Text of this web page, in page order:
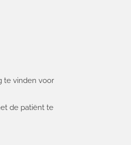
te vinden voor
de patiënt te